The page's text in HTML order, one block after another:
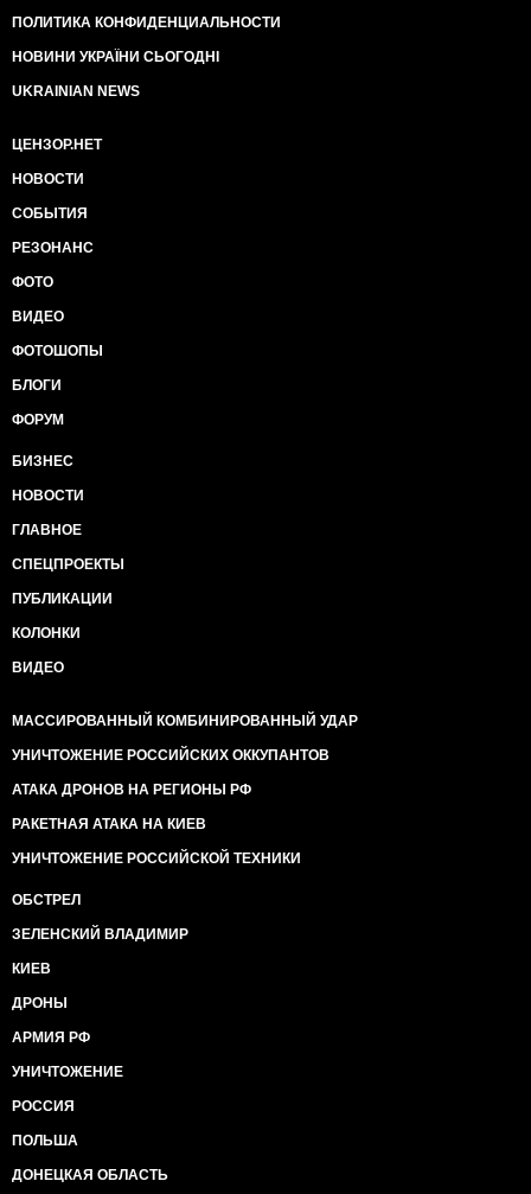
ПОЛИТИКА КОНФИДЕНЦИАЛЬНОСТИ
НОВИНИ УКРАЇНИ СЬОГОДНІ
UKRAINIAN NEWS
ЦЕНЗОР.НЕТ
НОВОСТИ
СОБЫТИЯ
РЕЗОНАНС
ФОТО
ВИДЕО
ФОТОШОПЫ
БЛОГИ
ФОРУМ
БИЗНЕС
НОВОСТИ
ГЛАВНОЕ
СПЕЦПРОЕКТЫ
ПУБЛИКАЦИИ
КОЛОНКИ
ВИДЕО
МАССИРОВАННЫЙ КОМБИНИРОВАННЫЙ УДАР
УНИЧТОЖЕНИЕ РОССИЙСКИХ ОККУПАНТОВ
АТАКА ДРОНОВ НА РЕГИОНЫ РФ
РАКЕТНАЯ АТАКА НА КИЕВ
УНИЧТОЖЕНИЕ РОССИЙСКОЙ ТЕХНИКИ
ОБСТРЕЛ
ЗЕЛЕНСКИЙ ВЛАДИМИР
КИЕВ
ДРОНЫ
АРМИЯ РФ
УНИЧТОЖЕНИЕ
РОССИЯ
ПОЛЬША
ДОНЕЦКАЯ ОБЛАСТЬ